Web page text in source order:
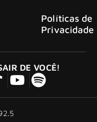
Políticas de
Privacidade
DE VOCÊ!